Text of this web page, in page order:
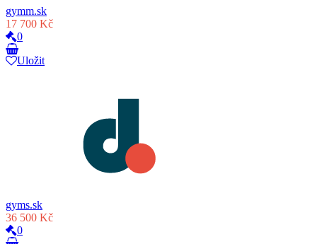
gymm.sk
17 700 Kč
0
Uložit
gyms.sk
36 500 Kč
0